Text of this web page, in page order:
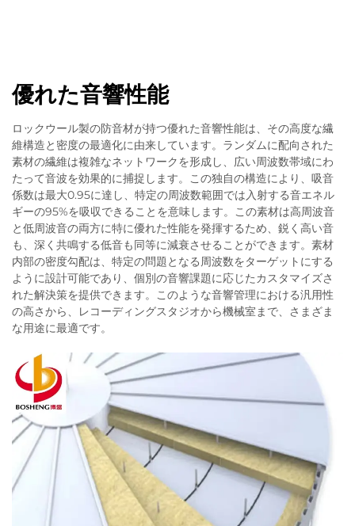
優れた音響性能
ロックウール製の防音材が持つ優れた音響性能は、その高度な繊
維構造と密度の最適化に由来しています。ランダムに配向された
素材の繊維は複雑なネットワークを形成し、広い周波数帯域にわ
たって音波を効果的に捕捉します。この独自の構造により、吸音
係数は最大0.95に達し、特定の周波数範囲では入射する音エネル
ギーの95%を吸収できることを意味します。この素材は高周波音
と低周波音の両方に特に優れた性能を発揮するため、鋭く高い音
も、深く共鳴する低音も同等に減衰させることができます。素材
内部の密度勾配は、特定の問題となる周波数をターゲットにする
ように設計可能であり、個別の音響課題に応じたカスタマイズさ
れた解決策を提供できます。このような音響管理における汎用性
の高さから、レコーディングスタジオから機械室まで、さまざま
な用途に最適です。